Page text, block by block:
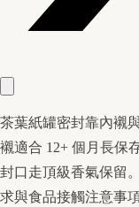
茶葉紙罐密封靠內襯
襯適合 12+ 個月長保
封口走頂級香氣保留
求與食品接觸注意事項